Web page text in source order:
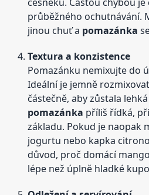
průběžného ochutnávání.
jinou chuť a pomazánka
Textura a konzistence
Pomazánku nemixujte do
Ideální je jemně
částečně, aby zůstala
pomazánka příliš řídká,
základu. Pokud je naopak
jogurtu nebo kapka
důvod, proč domácí mango
lépe než úplně hladké